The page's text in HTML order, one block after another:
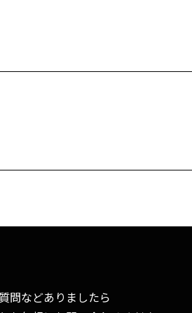
問などありましたら